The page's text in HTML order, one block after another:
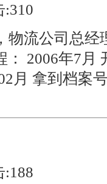
物流公司总
2006年7月
月 拿到档案